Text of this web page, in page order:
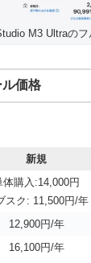
M3 Ultraの
価格
新規
体購入:14,000円
スク: 11,500円/年
12,900円/年
16,100円/年